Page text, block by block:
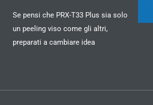
Se pensi che PRX-T33 Plus sia solo
un peeling viso come gli altri,
preparati a cambiare idea